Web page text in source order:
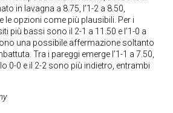
in lavagna a 8.75, l’1-2 a 8.50,
le opzioni come più plausibili. Per i
più bassi sono il 2-1 a 11.50 e l’1-0 a
una possibile affermazione soltanto
Tra i pareggi emerge l’1-1 a 7.50,
0-0 e il 2-2 sono più indietro, entrambi